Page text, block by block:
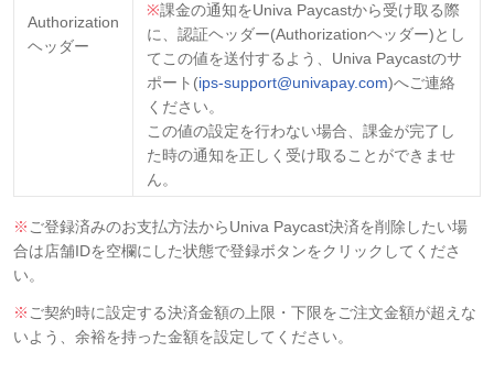
Authorization
ヘッダー
※課金の通知をUniva Paycastから受け取る際
に、認証ヘッダー(Authorizationヘッダー)とし
てこの値を送付するよう、Univa Paycastのサ
ポート(ips-support@univapay.com)へご連絡
ください。
この値の設定を行わない場合、課金が完了し
た時の通知を正しく受け取ることができませ
ん。
※ ご登録済みのお支払方法からUniva Paycast決済を削除したい場
合は店舗IDを空欄にした状態で登録ボタンをクリックしてくださ
い。
※ ご契約時に設定する決済金額の上限・下限をご注文金額が超えな
いよう、余裕を持った金額を設定してください。